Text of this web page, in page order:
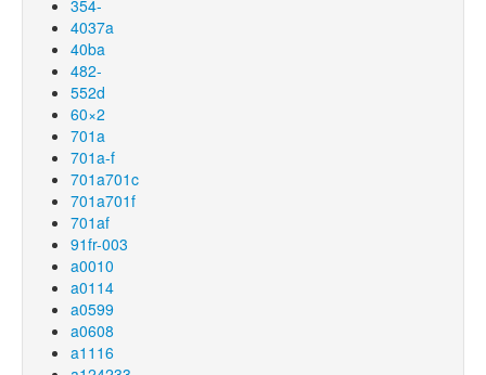
354-
4037a
40ba
482-
552d
60×2
701a
701a-f
701a701c
701a701f
701af
91fr-003
a0010
a0114
a0599
a0608
a1116